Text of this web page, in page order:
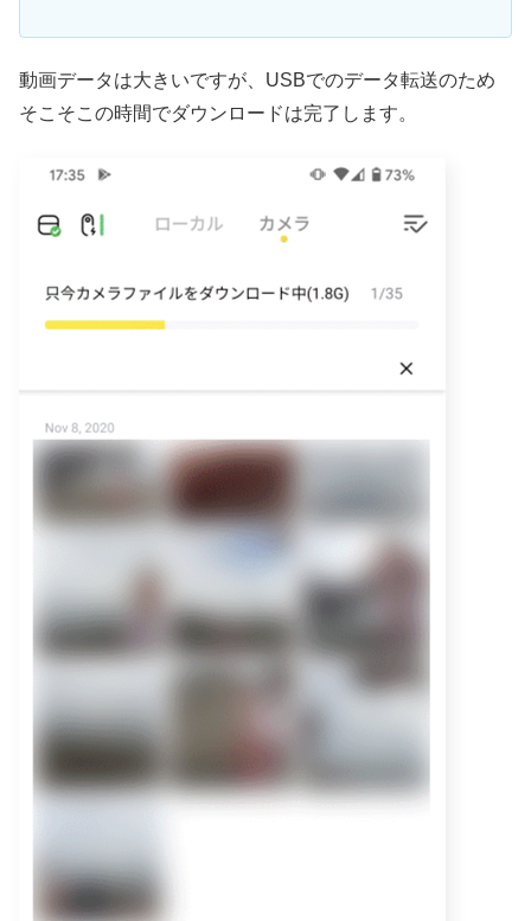
動画データは大きいですが、USBでのデータ転送のため
そこそこの時間でダウンロードは完了します。